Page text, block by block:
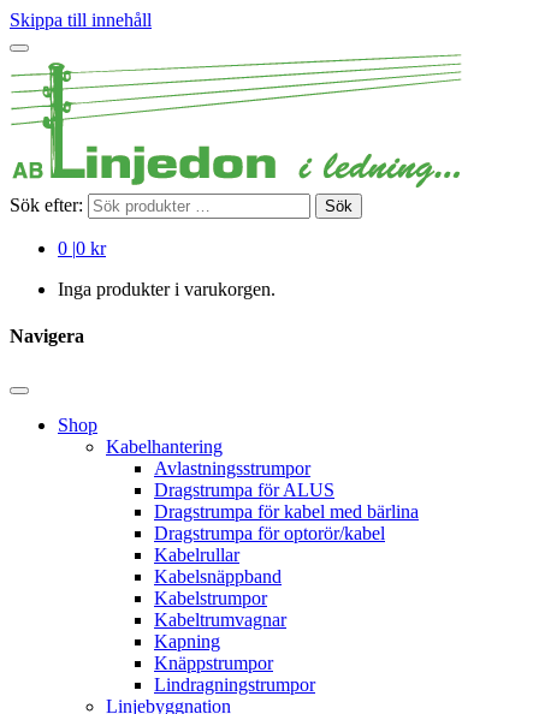
Skippa till innehåll
Sök efter: Sök
0 |0 kr
Inga produkter i varukorgen.
Navigera
Shop
Kabelhantering
Avlastningsstrumpor
Dragstrumpa för ALUS
Dragstrumpa för kabel med bärlina
Dragstrumpa för optorör/kabel
Kabelrullar
Kabelsnäppband
Kabelstrumpor
Kabeltrumvagnar
Kapning
Knäppstrumpor
Lindragningstrumpor
Linjebyggnation